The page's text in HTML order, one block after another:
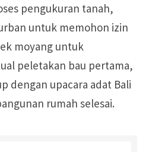
pengukuran tanah,
untuk memohon izin
moyang untuk
peletakan bau pertama,
dengan upacara adat Bali
rumah selesai.